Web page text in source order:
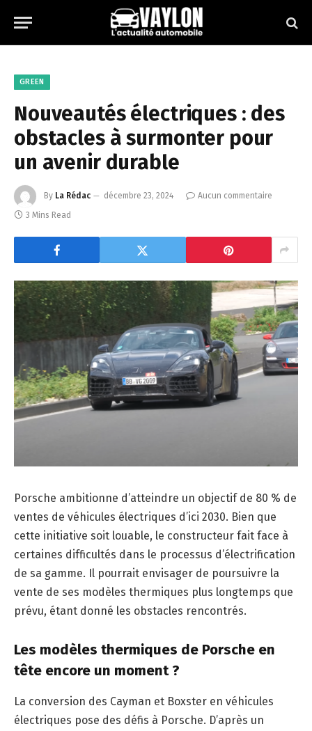
GREEN
Nouveautés électriques : des
obstacles à surmonter pour
un avenir durable
By La Rédac décembre 23, 2024
Aucun commentaire
3 Mins Read
Porsche ambitionne d’atteindre un objectif de 80 % de
ventes de véhicules électriques d’ici 2030. Bien que
cette initiative soit louable, le constructeur fait face à
certaines difficultés dans le processus d’électrification
de sa gamme. Il pourrait envisager de poursuivre la
vente de ses modèles thermiques plus longtemps que
prévu, étant donné les obstacles rencontrés.
Les modèles thermiques de Porsche en
tête encore un moment ?
La conversion des Cayman et Boxster en véhicules
électriques pose des défis à Porsche. D’après un